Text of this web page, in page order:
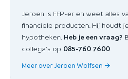
Jeroen is FFP-er en weet alles
financiele producten. Hij houdt
hypotheken. Heb je een vraag?
collega's op 085-760 7600
Meer over Jeroen Wolfsen →